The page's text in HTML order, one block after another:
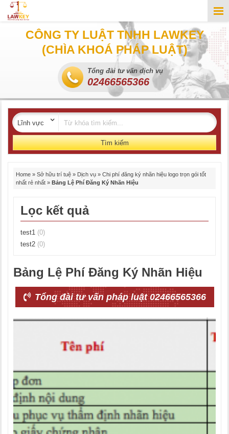
CÔNG TY LUẬT TNHH LAWKEY
(CHÌA KHOÁ PHÁP LUẬT)
Tổng đài tư vấn dịch vụ
02466565366
Tìm kiếm
Home » Sở hữu trí tuệ » Dịch vụ » Chi phí đăng ký nhãn hiệu logo trọn gói tốt
nhất rẻ nhất » Bảng Lệ Phí Đăng Ký Nhãn Hiệu
Lọc kết quả
test1 (0)
test2 (0)
Bảng Lệ Phí Đăng Ký Nhãn Hiệu
Tổng đài tư vấn pháp luật 02466565366